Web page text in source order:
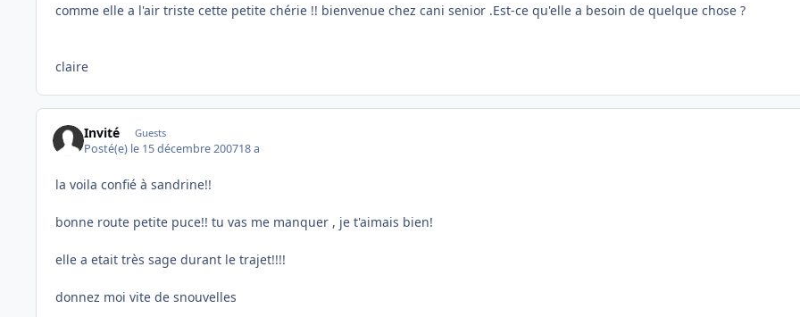
comme elle a l'air triste cette petite chérie !! bienvenue chez cani senior .Est-ce qu'elle a besoin de quelque chose ?
claire
Invité Guests
Posté(e) le 15 décembre 200718 a
la voila confié à sandrine!!
bonne route petite puce!! tu vas me manquer , je t'aimais bien!
elle a etait très sage durant le trajet!!!!
donnez moi vite de snouvelles